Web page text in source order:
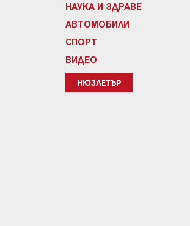
НАУКА И ЗДРАВЕ
АВТОМОБИЛИ
СПОРТ
ВИДЕО
НЮЗЛЕТЪР